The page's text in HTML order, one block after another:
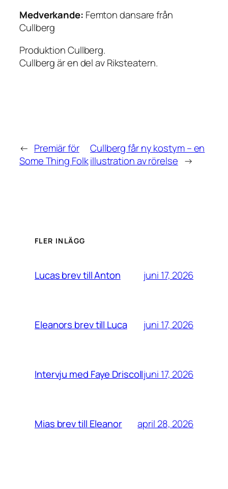
Medverkande: Femton dansare från
Cullberg
Produktion Cullberg.
Cullberg är en del av Riksteatern.
← Premiär för
Some Thing Folk
Cullberg får ny kostym – en
illustration av rörelse →
FLER INLÄGG
Lucas brev till Anton juni 17, 2026
Eleanors brev till Luca juni 17, 2026
Intervju med Faye Driscolljuni 17, 2026
Mias brev till Eleanor april 28, 2026